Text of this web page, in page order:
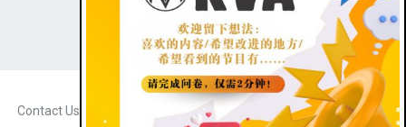
Contact Us
Dark theme